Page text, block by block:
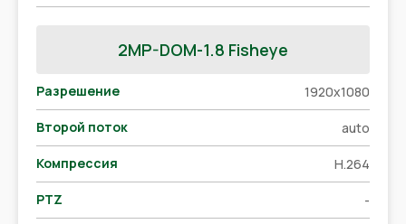
2MP-DOM-1.8 Fisheye
Разрешение 1920x1080
Второй поток auto
Компрессия H.264
PTZ -